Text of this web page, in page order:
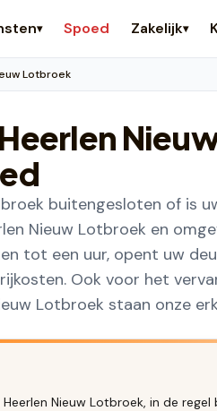
▾ Spoed Zakelijk▾
Lotbroek
Heerlen
buitengesloten of is
Nieuw Lotbroek en
tot een uur, opent uw
Ook voor het
Lotbroek staan onze
Nieuw Lotbroek, in de